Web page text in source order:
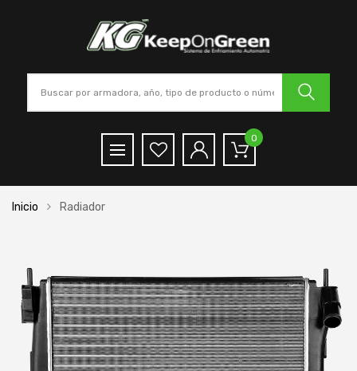
0
Inicio Radiador